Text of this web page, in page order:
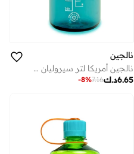
نالجين
نالجين أمريكا لتر سيروليان سستين
د.ك6.65
7.16
-8%